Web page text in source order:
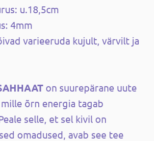
u.18,5cm
4mm
varieeruda kujult, värvilt ja
on suurepärane uute
õrn energia tagab
selle, et sel kivil on
omadused, avab see tee